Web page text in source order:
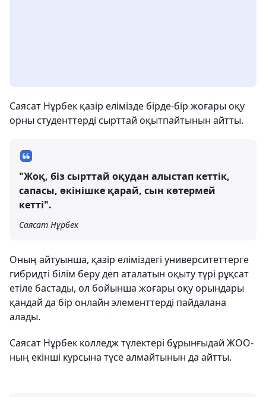
Саясат Нұрбек қазір елімізде бірде-бір жоғары оқу
орны студенттерді сырттай оқытпайтынын айтты.
"Жоқ, біз сырттай оқудан алыстап кеттік,
сапасы, өкінішке қарай, сын көтермей
кетті".
Саясат Нұрбек
Оның айтуынша, қазір еліміздегі университеттерге
гибридті білім беру деп аталатын оқыту түрі рұқсат
етіле бастады, ол бойынша жоғары оқу орындары
қандай да бір онлайн элементтерді пайдалана
алады.
Саясат Нұрбек колледж түлектері бұрынғыдай ЖОО-
ның екінші курсына түсе алмайтынын да айтты.